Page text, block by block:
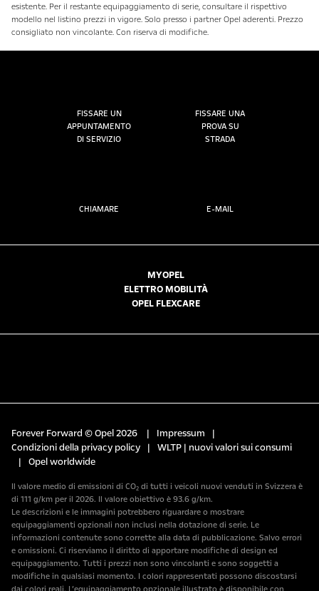
esistente. Per il restante equipaggiamento di serie, consultare il rispettivo
modello nel listino prezzi in vigore. Solo presso i partner Opel aderenti. Prezzo
consigliato non vincolante. Con riserva di modifiche.
FISSARE UN
APPUNTAMENTO
DI SERVIZIO
FISSARE UNA
PROVA SU
STRADA
CHIAMARE E-MAIL
MYOPEL
ELETTRO MOBILITÀ
OPEL FLEXCARE
Forever Forward © Opel 2026 | Impressum
|
Condizioni della privacy policy
|
WLTP | nuovi valori sui consumi
|
Opel worldwide
Il valore medio di emissioni di CO₂ di tutti i veicoli nuovi venduti in Svizzera è
di 111 g/km per il 2026. Il valore obiettivo è 93.6 g/km.
Le descrizioni e le immagini potrebbero riguardare o mostrare
equipaggiamenti opzionali non inclusi nella dotazione di serie. Le
informazioni contenute sono corrette alla data di pubblicazione. Salvo errori
e omissioni. Ci riserviamo il diritto di apportare modifiche di design ed
equipaggiamento. Tutti i prezzi non sono vincolanti e sono soggetti a
modifiche in qualsiasi momento. I colori rappresentati possono discostarsi
dai colori reali. L’equipaggiamento opzionale illustrato è disponibile con